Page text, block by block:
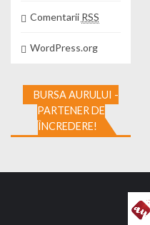
Comentarii RSS
WordPress.org
BURSA AURULUI -
PARTENER DE
ÎNCREDERE!